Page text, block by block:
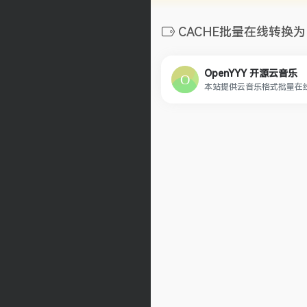
CACHE批量在线转换
OpenYYY 开源云音乐